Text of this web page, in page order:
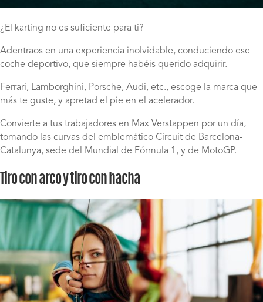
¿El karting no es suficiente para ti?
Adentraos en una experiencia inolvidable, conduciendo ese
coche deportivo, que siempre habéis querido adquirir.
Ferrari, Lamborghini, Porsche, Audi, etc., escoge la marca que
más te guste, y apretad el pie en el acelerador.
Convierte a tus trabajadores en Max Verstappen por un día,
tomando las curvas del emblemático Circuit de Barcelona-
Catalunya, sede del Mundial de Fórmula 1, y de MotoGP.
Tiro con arco y tiro con hacha